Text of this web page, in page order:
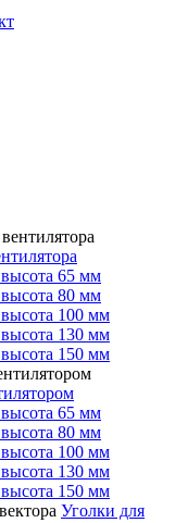
65 мм
80 мм
100 мм
130 мм
150 мм
65 мм
80 мм
100 мм
130 мм
150 мм
Уголки для